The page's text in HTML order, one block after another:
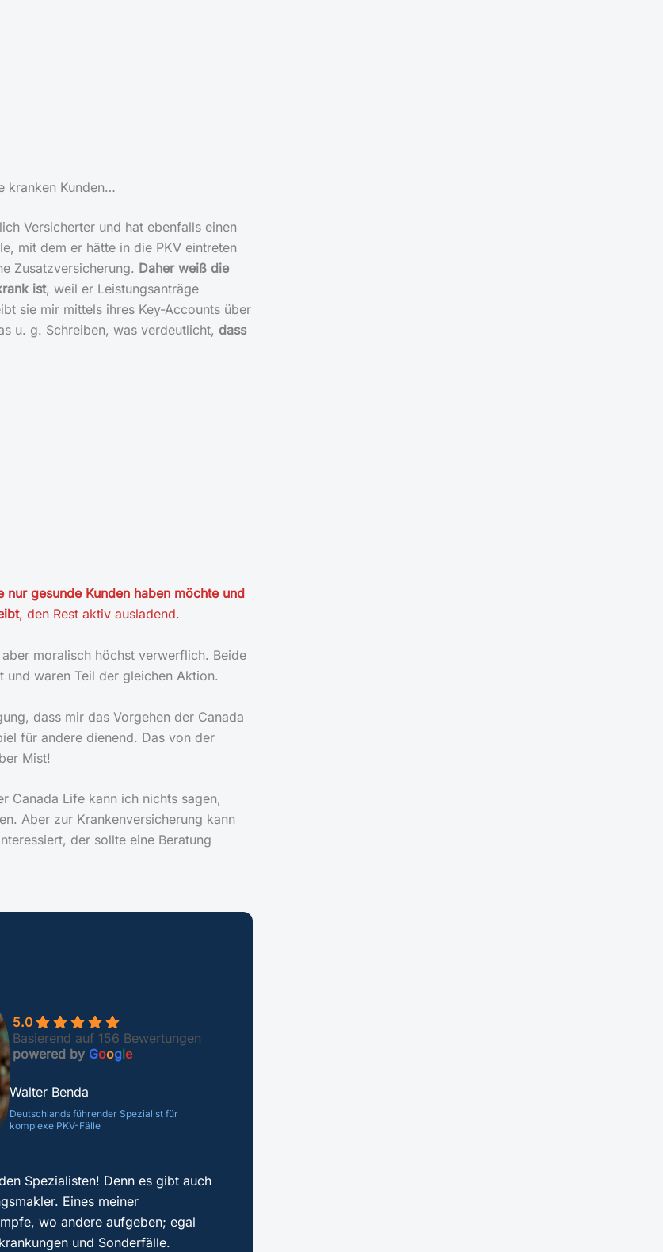
kranken Kunden…
Versicherter und hat ebenfalls einen
mit dem er hätte in die PKV eintreten
Zusatzversicherung. Daher weiß die
ist, weil er Leistungsanträge
sie mir mittels ihres Key-Accounts über
u. g. Schreiben, was verdeutlicht, dass
nur gesunde Kunden haben möchte und
, den Rest aktiv ausladend.
moralisch höchst verwerflich. Beide
und waren Teil der gleichen Aktion.
dass mir das Vorgehen der Canada
für andere dienend. Das von der
Mist!
Canada Life kann ich nichts sagen,
Aber zur Krankenversicherung kann
der sollte eine Beratung
5.0
Basierend auf 156 Bewertungen
powered by Google
Walter Benda
Deutschlands führender Spezialist für
komplexe PKV-Fälle
Spezialisten! Denn es gibt auch
Eines meiner
wo andere aufgeben; egal
und Sonderfälle.